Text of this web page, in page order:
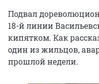
Подвал
18-й линии
кипятком. Как
один из жильцов,
прошлой недели.